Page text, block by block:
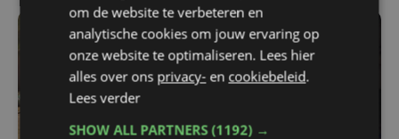
om de website te verbeteren en
analytische cookies om jouw ervaring op
onze website te optimaliseren. Lees hier
alles over ons privacy- en cookiebeleid.
Lees verder
SHOW ALL PARTNERS(1192) →